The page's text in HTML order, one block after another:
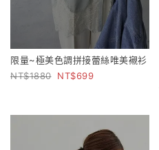
限量~極美色調拼接蕾絲唯美襯衫
1880
699